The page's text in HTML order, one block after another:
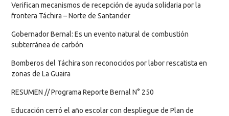
Verifican mecanismos de recepción de ayuda solidaria por la
frontera Táchira – Norte de Santander
Gobernador Bernal: Es un evento natural de combustión
subterránea de carbón
Bomberos del Táchira son reconocidos por labor rescatista en
zonas de La Guaira
RESUMEN // Programa Reporte Bernal N° 250
Educación cerró el año escolar con despliegue de Plan de